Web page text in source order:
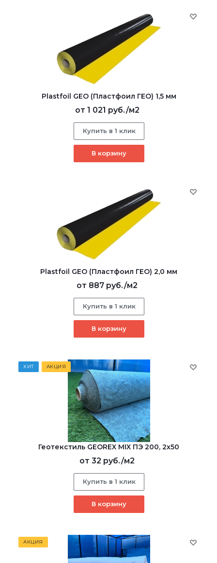
Plastfoil GEO (Пластфоил ГЕО) 1,5 мм
от 1 021 руб./м2
Купить в 1 клик
В корзину
Plastfoil GEO (Пластфоил ГЕО) 2,0 мм
от 887 руб./м2
Купить в 1 клик
В корзину
ХИТ АКЦИЯ
Геотекстиль GEOREX MIX ПЭ 200, 2х50
от 32 руб./м2
Купить в 1 клик
В корзину
АКЦИЯ